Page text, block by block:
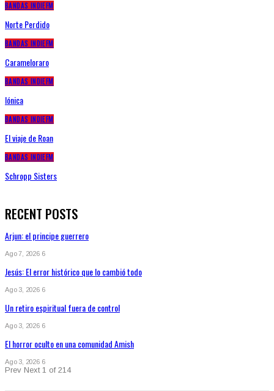
BANDAS INDIEFM
Norte Perdido
BANDAS INDIEFM
Carameloraro
BANDAS INDIEFM
Iónica
BANDAS INDIEFM
El viaje de Roan
BANDAS INDIEFM
Schropp Sisters
RECENT POSTS
Arjun: el principe guerrero
Ago 7, 2026 6
Jesús: El error histórico que lo cambió todo
Ago 3, 2026 6
Un retiro espiritual fuera de control
Ago 3, 2026 6
El horror oculto en una comunidad Amish
Ago 3, 2026 6
Prev Next 1 of 214